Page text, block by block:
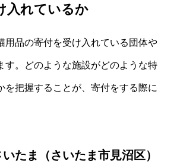
入れているか
用品の寄付を受け入れている団体や
す。どのような施設がどのような特
を把握することが、寄付をする際に
たま（さいたま市見沼区）